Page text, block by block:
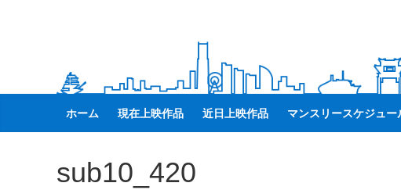
リ
ン
観
ホーム 現在上映作品 近日上映作品 マンスリースケジュー
sub10_420